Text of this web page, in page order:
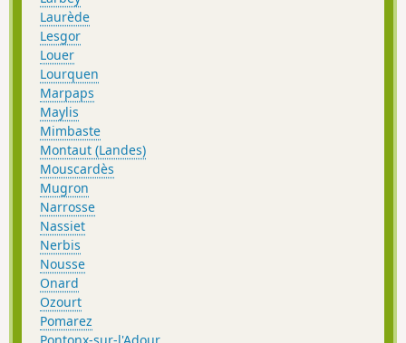
Laurède
Lesgor
Louer
Lourquen
Marpaps
Maylis
Mimbaste
Montaut (Landes)
Mouscardès
Mugron
Narrosse
Nassiet
Nerbis
Nousse
Onard
Ozourt
Pomarez